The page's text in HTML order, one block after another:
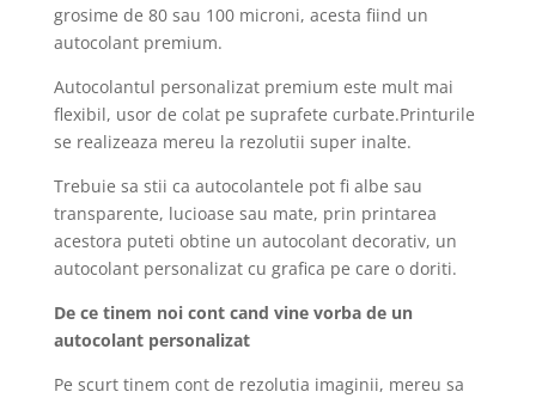
grosime de 80 sau 100 microni, acesta fiind un
autocolant premium.
Autocolantul personalizat premium este mult mai
flexibil, usor de colat pe suprafete curbate.Printurile
se realizeaza mereu la rezolutii super inalte.
Trebuie sa stii ca autocolantele pot fi albe sau
transparente, lucioase sau mate, prin printarea
acestora puteti obtine un autocolant decorativ, un
autocolant personalizat cu grafica pe care o doriti.
De ce tinem noi cont cand vine vorba de un
autocolant personalizat
Pe scurt tinem cont de rezolutia imaginii, mereu sa